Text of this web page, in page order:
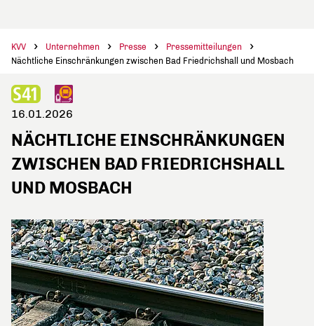
KVV Unternehmen Presse
Pressemitteilungen
Nächtliche Einschränkungen zwischen Bad Friedrichshall und Mosbach
16.01.2026
NÄCHTLICHE EINSCHRÄNKUNGEN
ZWISCHEN BAD FRIEDRICHSHALL
UND MOSBACH